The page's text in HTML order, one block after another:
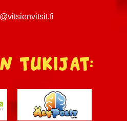
tukijat: